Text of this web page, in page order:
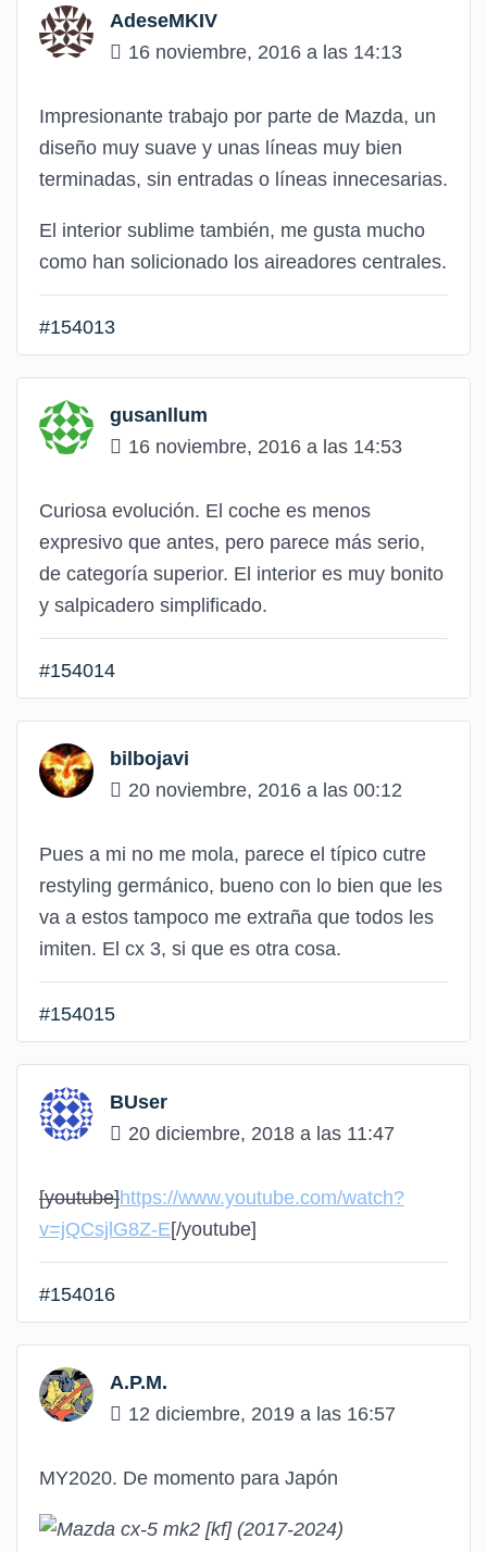
AdeseMKIV
16 noviembre, 2016 a las 14:13
Impresionante trabajo por parte de Mazda, un
diseño muy suave y unas líneas muy bien
terminadas, sin entradas o líneas innecesarias.
El interior sublime también, me gusta mucho
como han solicionado los aireadores centrales.
#154013
gusanllum
16 noviembre, 2016 a las 14:53
Curiosa evolución. El coche es menos
expresivo que antes, pero parece más serio,
de categoría superior. El interior es muy bonito
y salpicadero simplificado.
#154014
bilbojavi
20 noviembre, 2016 a las 00:12
Pues a mi no me mola, parece el típico cutre
restyling germánico, bueno con lo bien que les
va a estos tampoco me extraña que todos les
imiten. El cx 3, si que es otra cosa.
#154015
BUser
20 diciembre, 2018 a las 11:47
[youtube]https://www.youtube.com/watch?
v=jQCsjlG8Z-E[/youtube]
#154016
A.P.M.
12 diciembre, 2019 a las 16:57
MY2020. De momento para Japón